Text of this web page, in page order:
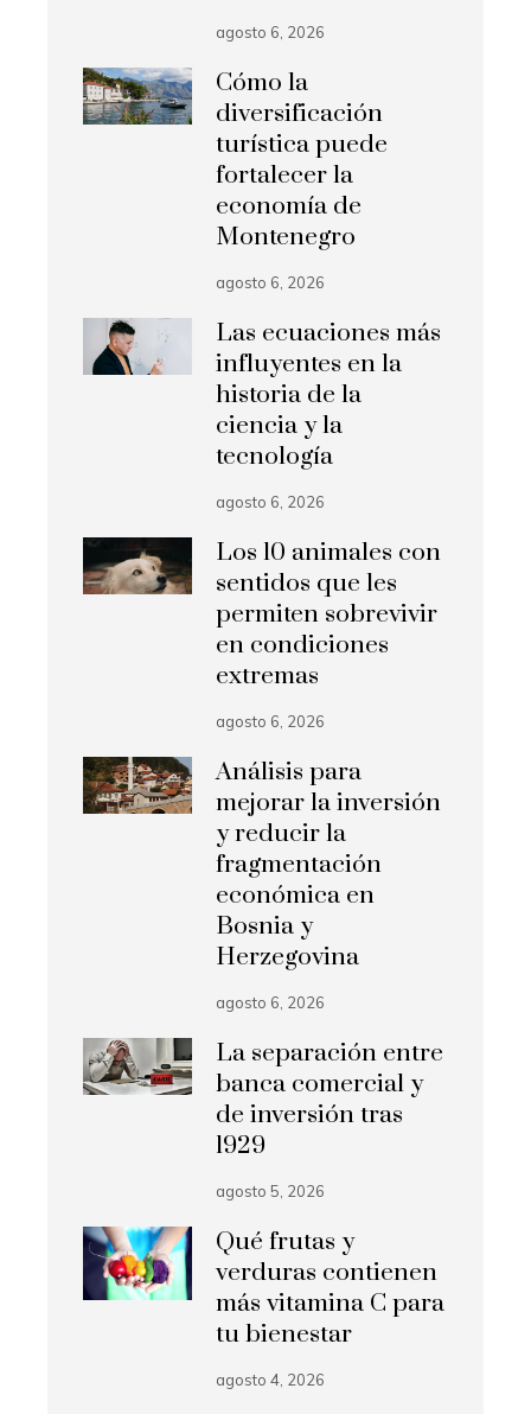
agosto 6, 2026
Cómo la
diversificación
turística puede
fortalecer la
economía de
Montenegro
agosto 6, 2026
Las ecuaciones más
influyentes en la
historia de la
ciencia y la
tecnología
agosto 6, 2026
Los 10 animales con
sentidos que les
permiten sobrevivir
en condiciones
extremas
agosto 6, 2026
Análisis para
mejorar la inversión
y reducir la
fragmentación
económica en
Bosnia y
Herzegovina
agosto 6, 2026
La separación entre
banca comercial y
de inversión tras
1929
agosto 5, 2026
Qué frutas y
verduras contienen
más vitamina C para
tu bienestar
agosto 4, 2026